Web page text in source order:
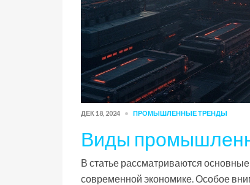
ДЕК 18, 2024 ПРОМЫШЛЕННЫЕ ТРЕНДЫ
Виды
В статье рассматриваются
современной экономике. Особое